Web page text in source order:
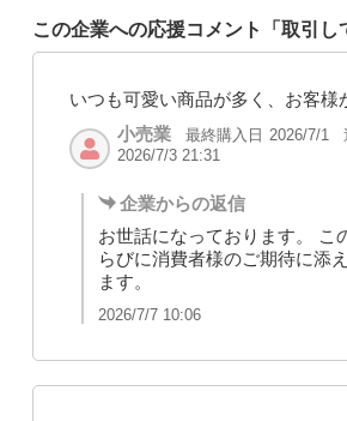
この企業への応援コメント「取引し
いつも可愛い商品が多く、お客
小売業
最終購入日 2026/7/1
2026/7/3 21:31
企業からの返信
お世話になっております。 こ
らびに消費者様のご期待に添
ます。
2026/7/7 10:06